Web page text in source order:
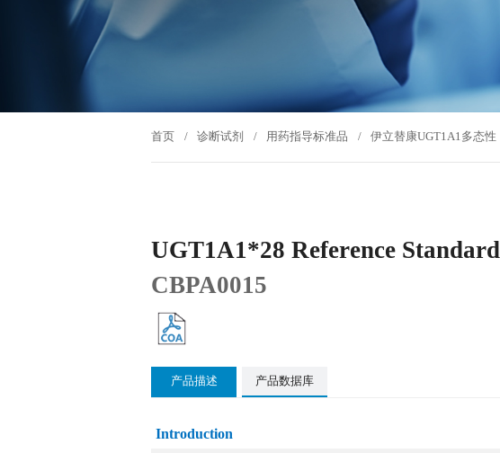
首页 / 诊断试剂 / 用药指导标准品 / 伊立替康UGT1A1多态性
UGT1A1*28 Reference Standard
CBPA0015
产品描述 产品数据库
Introduction